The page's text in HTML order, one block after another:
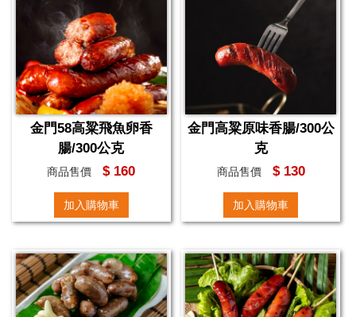
金門58高粱飛魚卵香
腸/300公克
商品售價 $ 160
加入購物車
金門高粱原味香腸/300公
克
商品售價 $ 130
加入購物車